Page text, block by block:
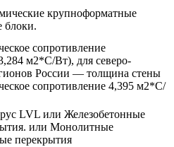
крупноформатные
блоки.
сопротивление
м2*С/Вт), для северо-
России — толщина стены
сопротивление 4,395 м2*С/
LVL или Железобетонные
или Монолитные
перекрытия